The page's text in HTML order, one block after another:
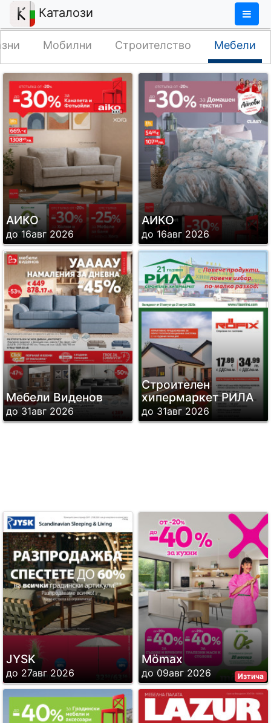
Каталози ×
Мобилни Строителство Мебели
АИКО
до 16авг 2026
АИКО
до 16авг 2026
Мебели Виденов
до 31авг 2026
Строителен
хипермаркет РИЛА
до 31авг 2026
JYSK
до 27авг 2026 Изтича
Mömax
до 09авг 2026